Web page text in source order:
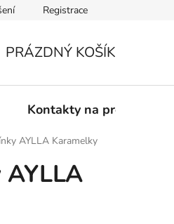
platbám Odstoupení od
Registrace
PRÁZDNÝ KOŠÍK
Kontakty na prodejny
AYLLA Karamelky